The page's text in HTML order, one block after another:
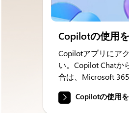
Copilotの使用
Copilotアプリにア
い。Copilot Chatか
合は、Microsoft
Copilotの使用